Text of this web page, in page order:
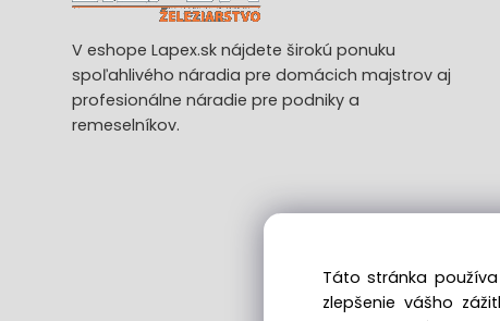
V eshope Lapex.sk nájdete širokú ponuku
spoľahlivého náradia pre domácich majstrov aj
profesionálne náradie pre podniky a
remeselníkov.
Táto stránka
zlepšenie vášho